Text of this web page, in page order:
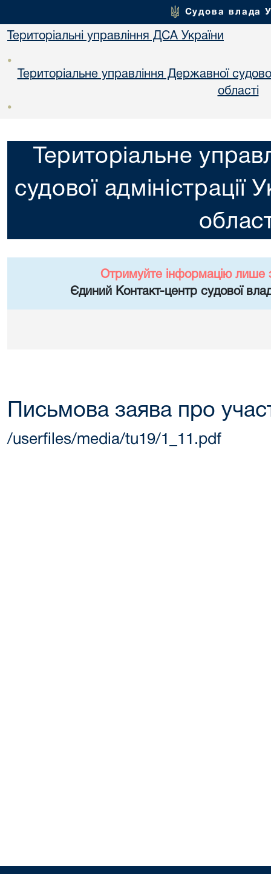
Судова влада
Територіальні управління ДСА України
•
Територіальне управління Державної
областi
•
Територіальне
судової адміністрації
Отримуйте інформацію лише
Єдиний Контакт-центр судової
Письмова заява про
/userfiles/media/tu19/1_11.pdf